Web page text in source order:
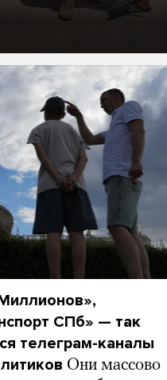
СПб» — так
телеграм-каналы
Они массово